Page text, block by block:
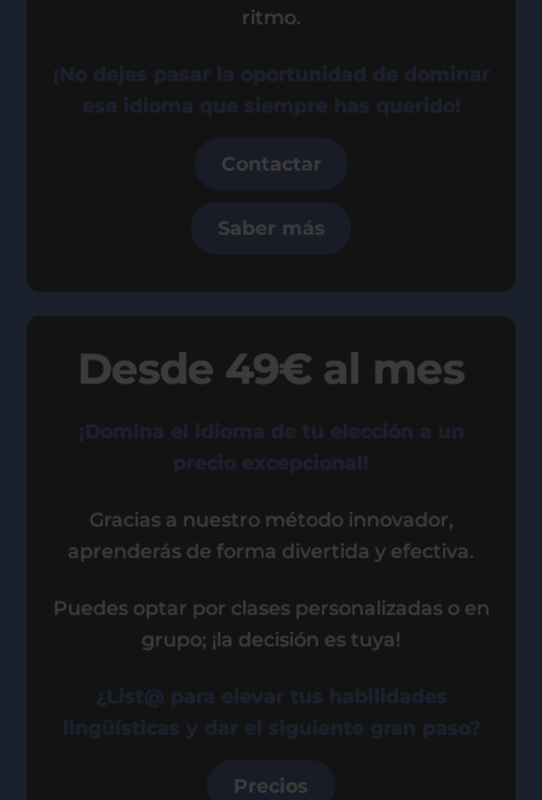
ritmo.
¡No dejes pasar la oportunidad de dominar
ese idioma que siempre has querido!
Contactar
Saber más
Desde 49€ al mes
¡Domina el idioma de tu elección a un
precio excepcional!
Gracias a nuestro método innovador,
aprenderás de forma divertida y efectiva.
Puedes optar por clases personalizadas o en
grupo; ¡la decisión es tuya!
¿List@ para elevar tus habilidades
lingüísticas y dar el siguiente gran paso?
Precios